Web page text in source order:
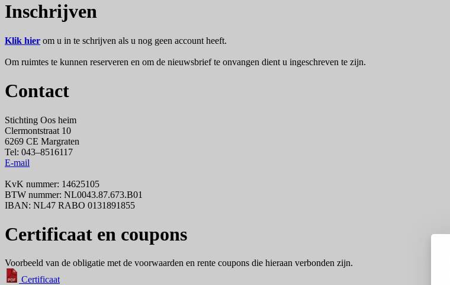
Inschrijven
Klik hier om u in te schrijven als u nog geen account heeft.
Om ruimtes te kunnen reserveren en om de nieuwsbrief te onvangen dient u ingeschreven te zijn.
Contact
Stichting Oos heim
Clermontstraat 10
6269 CE Margraten
Tel: 043–8516117
E-mail
KvK nummer: 14625105
BTW nummer: NL0043.87.673.B01
IBAN: NL47 RABO 0131891855
Certificaat en coupons
Voorbeeld van de obligatie met de voorwaarden en rente coupons die hieraan verbonden zijn.
Certificaat